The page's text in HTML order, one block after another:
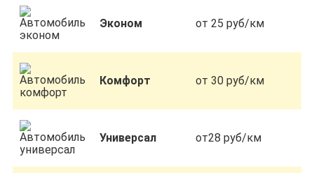
Эконом от 25 руб/км
Комфорт от 30 руб/км
Универсал от28 руб/км